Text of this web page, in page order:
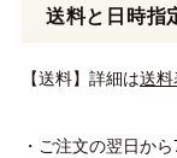
送料と日時指
【送料】詳細は送料
・ご注文の翌日か